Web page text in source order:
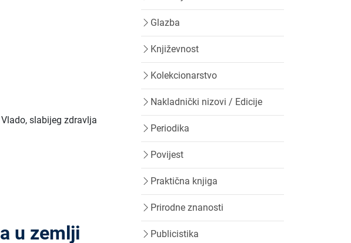
slabijeg zdravlja
u zemlji
Glazba
Književnost
Kolekcionarstvo
Nakladnički nizovi / Edicije
Periodika
Povijest
Praktična knjiga
Prirodne znanosti
Publicistika